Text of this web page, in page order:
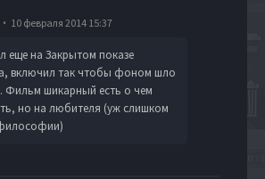
10 февраля 2014 15:37
еще на Закрытом показе
включил так чтобы фоном шло
Фильм шикарный есть о чем
но на любителя (уж слишком